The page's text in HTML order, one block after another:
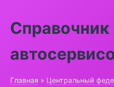
Справочник
Главная » Центральный